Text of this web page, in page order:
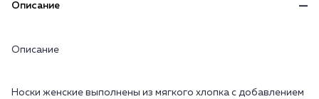
Описание
Описание
Носки женские выполнены из мягкого хлопка с добавлением